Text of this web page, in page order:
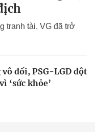
tranh tài, VG đã trở
đối, PSG-LGD đột
‘sức khỏe’